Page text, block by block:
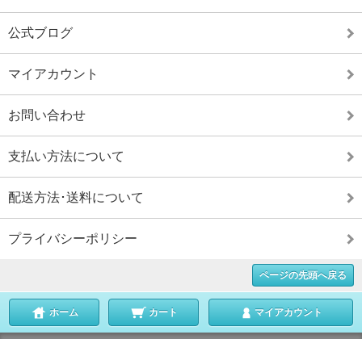
公式ブログ
マイアカウント
お問い合わせ
支払い方法について
配送方法･送料について
プライバシーポリシー
ページの先頭へ戻る
ホーム カート マイアカウント